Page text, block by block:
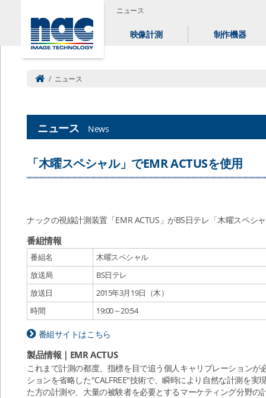
ニュース
映像計測 制作機器
/ ニュース
ニュース News
「木曜スペシャル」でEMR ACTUSを使用
ナックの視線計測装置「EMR ACTUS」がBS日テレ「木曜スペシ
番組情報
番組名
木曜スペシャル
放送局
BS日テレ
放送日
2015年3月19日（木）
時間
19:00～20:54
番組サイトはこちら
製品情報｜EMR ACTUS
これまで計測の都度、指標を目で追う個人キャリブレーションが
ションを省略した"CALFREE"技術で、瞬時により自然な計測を
た方の計測や、大量の被験者を必要とするマーケティング分野の